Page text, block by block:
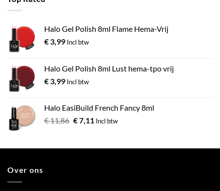
Halo Gel Polish 8ml Flame Hema-Vrij
€ 3,99 Incl btw
Halo Gel Polish 8ml Lust hema-tpo vrij
€ 3,99 Incl btw
Halo EasiBuild French Fancy 8ml
€11,86 €7,11 Incl btw
Over ons